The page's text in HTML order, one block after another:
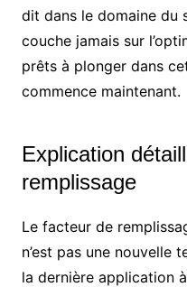
dit dans le domaine du
couche jamais sur
prêts à plonger dans
commence maintenant.
Explication
remplissage
Le facteur de
n’est pas une nouvelle
la dernière application